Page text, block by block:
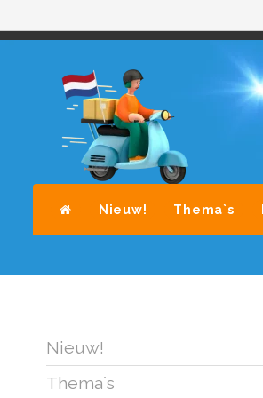
Nieuw! Thema`s
Nieuw!
Thema`s